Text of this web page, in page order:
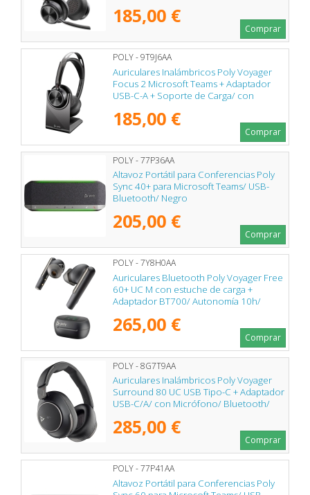
185,00 €
Comprar
POLY - 9T9J6AA
Auriculares Inalámbricos Poly Voyager
Focus 2 Microsoft Teams + Adaptador
USB-C-A + Soporte de Carga/ con
185,00 €
Comprar
POLY - 77P36AA
Altavoz Portátil para Conferencias Poly
Sync 40+ para Microsoft Teams/ USB-
Bluetooth/ Negro
205,00 €
Comprar
POLY - 7Y8H0AA
Auriculares Bluetooth Poly Voyager Free
60+ UC M con estuche de carga +
Adaptador BT700/ Autonomía 10h/
265,00 €
Comprar
POLY - 8G7T9AA
Auriculares Inalámbricos Poly Voyager
Surround 80 UC USB Tipo-C + Adaptador
USB-C/A/ con Micrófono/ Bluetooth/
285,00 €
Comprar
POLY - 77P41AA
Altavoz Portátil para Conferencias Poly